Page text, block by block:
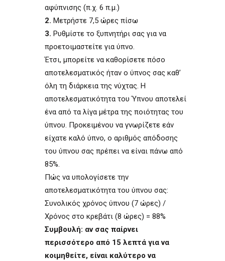
αφύπνισης (π.χ. 6 π.μ.)
2. Μετρήστε 7,5 ώρες πίσω
3. Ρυθμίστε το ξυπνητήρι σας για να
προετοιμαστείτε για ύπνο.
Έτσι, μπορείτε να καθορίσετε πόσο
αποτελεσματικός ήταν ο ύπνος σας καθ’
όλη τη διάρκεια της νύχτας. Η
αποτελεσματικότητα του Ύπνου αποτελεί
ένα από τα λίγα μέτρα της ποιότητας του
ύπνου. Προκειμένου να γνωρίζετε εάν
είχατε καλό ύπνο, ο αριθμός απόδοσης
του ύπνου σας πρέπει να είναι πάνω από
85%.
Πώς να υπολογίσετε την
αποτελεσματικότητα του ύπνου σας:
Συνολικός χρόνος ύπνου (7 ώρες) /
Χρόνος στο κρεβάτι (8 ώρες) = 88%
Συμβουλή: αν σας παίρνει
περισσότερο από 15 λεπτά για να
κοιμηθείτε, είναι καλύτερο να